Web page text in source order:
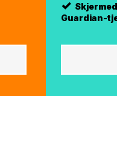
Guardian-